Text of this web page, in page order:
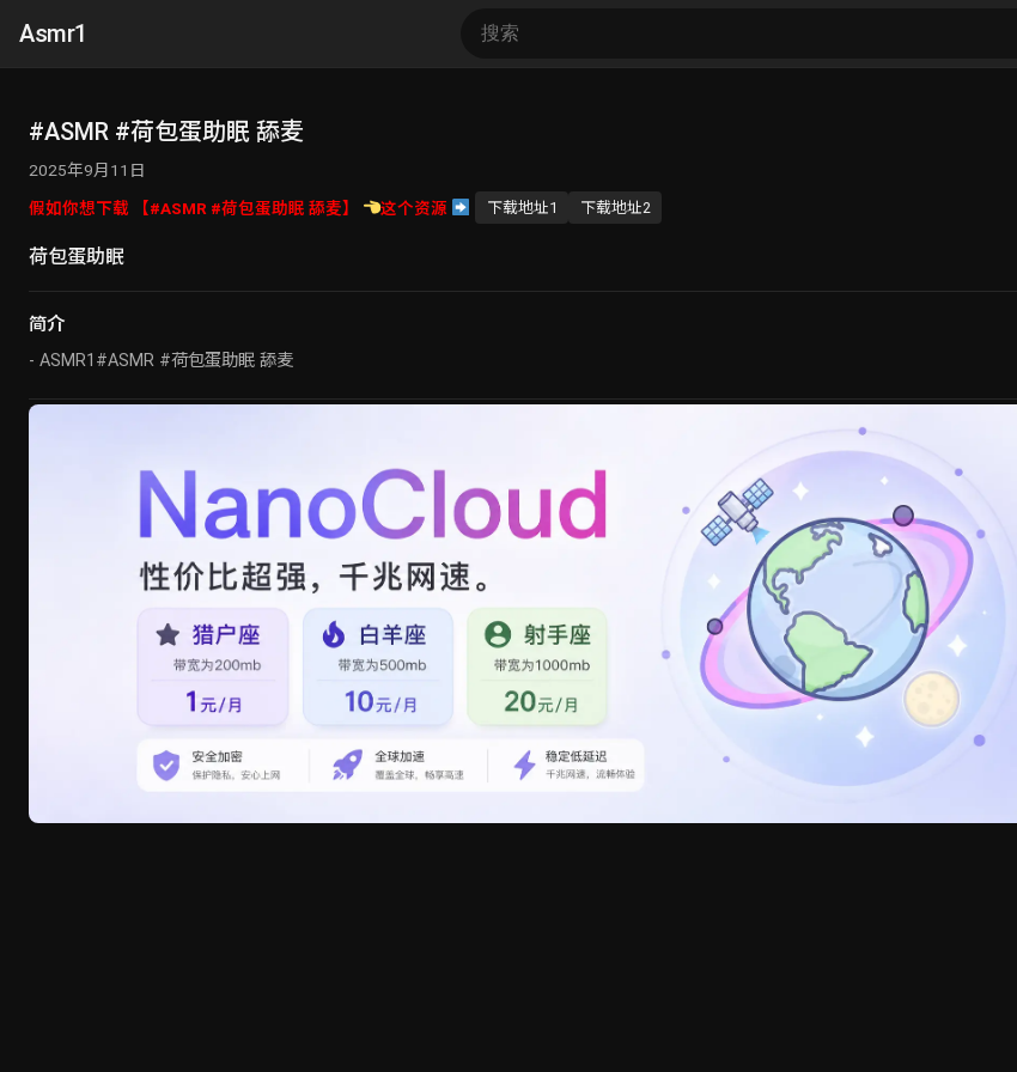
Asmr1
#ASMR #荷包蛋助眠 舔麦
2025年9月11日
假如你想下载 【#ASMR #荷包蛋助眠 舔麦】
这个资源 下载地址1 下载地址2
荷包蛋助眠
简介
- ASMR1#ASMR #荷包蛋助眠 舔麦